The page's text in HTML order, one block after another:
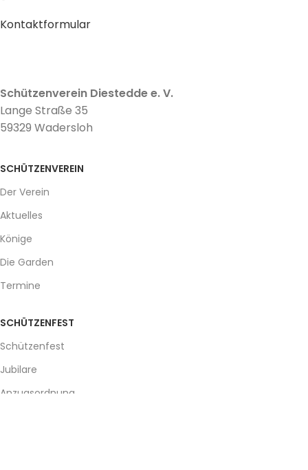
Kontaktformular
Schützenverein Diestedde e. V.
Lange Straße 35
59329 Wadersloh
SCHÜTZENVEREIN
Der Verein
Aktuelles
Könige
Die Garden
Termine
SCHÜTZENFEST
Schützenfest
Jubilare
Anzugsordnung